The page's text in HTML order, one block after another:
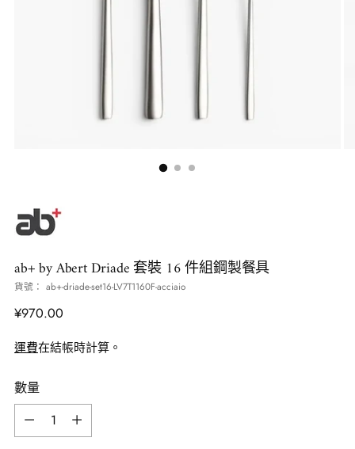
ab+ by Abert Driade 套裝 16 件組鋼製餐具
貨號： ab+-driade-set16-LV7T1160F-acciaio
正
價
¥970.00
運費在結帳時計算。
數量
量